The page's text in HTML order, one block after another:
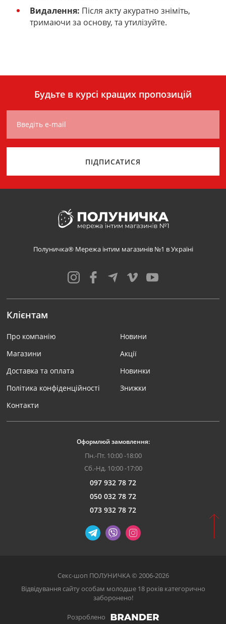
Видалення: Після акту акуратно зніміть,
тримаючи за основу, та утилізуйте.
Будьте в курсі кращих пропозицій
Введіть e-mail
ПІДПИСАТИСЯ
Полуничка® Мережа інтим магазинів №1 в Україні
Клієнтам
Про компанію
Магазини
Доставка та оплата
Політика конфіденційності
Контакти
Новини
Акції
Новинки
Знижки
Оформлюй замовлення:
Пн.-Пт. 10:00 -18:00
Сб.-Нд. 10:00 -17:00
097 932 78 72
050 032 78 72
073 932 78 72
Секс-шоп ПОЛУНИЧКА © 2006-2026
Відвідування сайту особам молодше 18 років категорично
заборонено!
Розроблено